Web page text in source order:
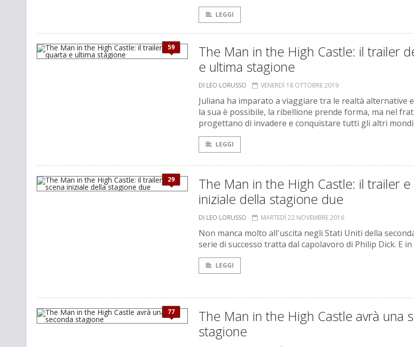
LEGGI
59
The Man in the High Castle: il trailer
e ultima stagione
DI LEO LORUSSO VENERDÌ 18 OTTOBRE 2019
Juliana ha imparato a viaggiare tra le realtà alternative
la sua è possibile, la ribellione prende forma, ma nel
progettano di invadere e conquistare tutti gli altri mondi.
LEGGI
29
The Man in the High Castle: il trailer e
iniziale della stagione due
DI LEO LORUSSO MARTEDÌ 22 NOVEMBRE 2016
Non manca molto all'uscita negli Stati Uniti della
serie di successo tratta dal capolavoro di Philip Dick. E in
LEGGI
77
The Man in the High Castle avrà una
stagione